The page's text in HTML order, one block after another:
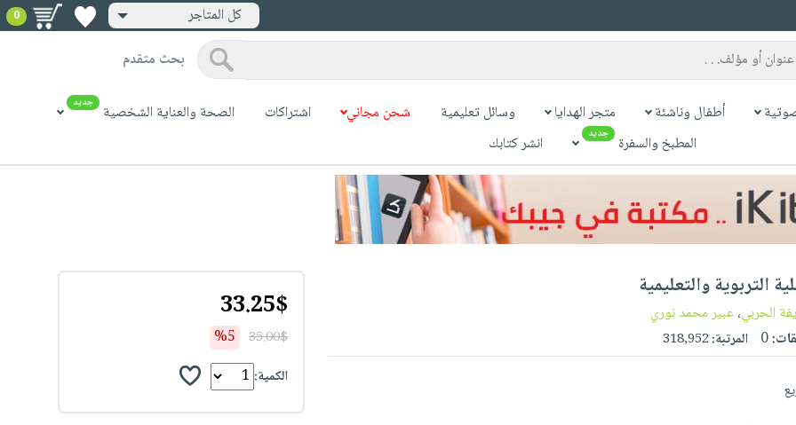
كل المتاجر 0
بحث متقدم
أطفال وناشئة متجر الهدايا وسائل تعليمية شحن مجاني اشتراكات الصحة والعناية الشخصية جديد
المطبخ والسفرة جديد انشر كتابك
التربوية والتعليمية
الحربي،عبير محمد نوري
0 المرتبة:318,952
33.25$
35.00$
%5
الكمية: